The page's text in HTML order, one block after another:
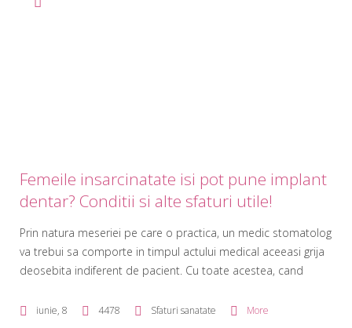
Femeile insarcinatate isi pot pune implant
dentar? Conditii si alte sfaturi utile!
Prin natura meseriei pe care o practica, un medic stomatolog
va trebui sa comporte in timpul actului medical aceeasi grija
deosebita indiferent de pacient. Cu toate acestea, cand
mult mai mare, pentru ca viitoarea mamica trebuie sa stea
iunie, 8 4478 Sfaturi sanatate More